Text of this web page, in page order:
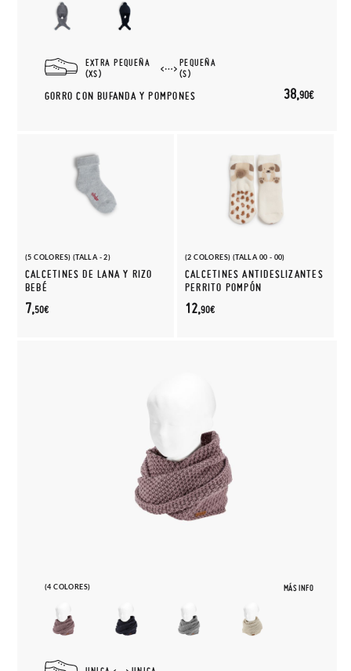
EXTRA PEQUEÑA
(XS)
PEQUEÑA
(S)
GORRO CON BUFANDA Y POMPONES 38,90€
(5 COLORES) (TALLA - 2)
CALCETINES DE LANA Y RIZO
BEBÉ
7,50€
(2 COLORES) (TALLA 00 - 00)
CALCETINES ANTIDESLIZANTES
PERRITO POMPÓN
12,90€
(4 COLORES) MÁS INFO